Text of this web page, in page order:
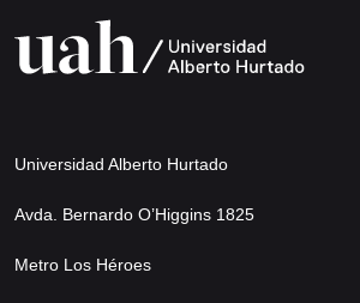
Universidad Alberto Hurtado
Avda. Bernardo O’Higgins 1825
Metro Los Héroes